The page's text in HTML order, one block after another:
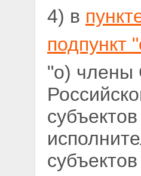
4) в
подпункт
"о) члены